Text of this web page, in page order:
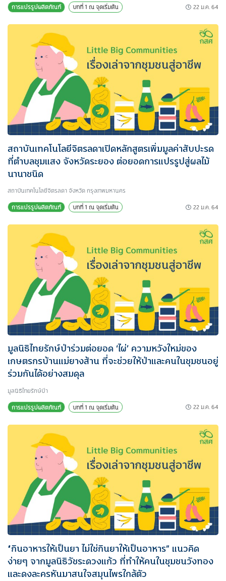
การแปรรูปผลิตภัณฑ์
บทที่ 1 ณ จุดเริ่มต้น 22 ม.ค. 64
สถาบันเทคโนโลยีจิตรลดาเปิดหลักสูตรเพิ่มมูลค่าสับปะรด
ที่ตำบลชุมแสง จังหวัดระยอง ต่อยอดการแปรรูปสู่ผลไม้
นานาชนิด
สถาบันเทคโนโลยีจิตรลดา จังหวัด กรุงเทพมหานคร
การแปรรูปผลิตภัณฑ์
บทที่ 1 ณ จุดเริ่มต้น 22 ม.ค. 64
มูลนิธิไทยรักษ์ป่าร่วมต่อยอด ‘ไผ่’ ความหวังใหม่ของ
เกษตรกรบ้านแม่ยางส้าน ที่จะช่วยให้ป่าและคนในชุมชนอยู่
ร่วมกันได้อย่างสมดุล
มูลนิธิไทยรักษ์ป่า
การแปรรูปผลิตภัณฑ์
บทที่ 1 ณ จุดเริ่มต้น 22 ม.ค. 64
“กินอาหารให้เป็นยา ไม่ใช่กินยาให้เป็นอาหาร” แนวคิด
ง่ายๆ จากมูลนิธิวัชระดวงแก้ว ที่ทำให้คนในชุมชนวังทอง
และดงละครหันมาสนใจสมุนไพรใกล้ตัว